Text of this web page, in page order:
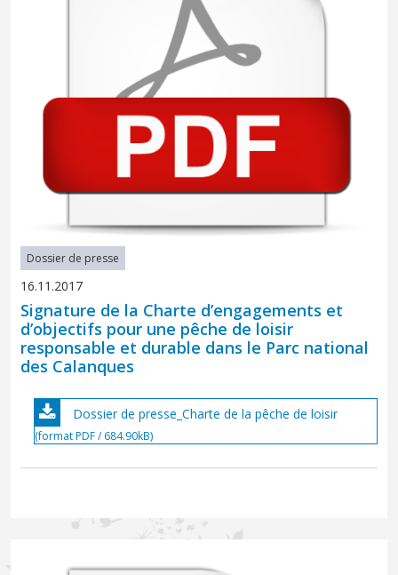
Dossier de presse
16.11.2017
Signature de la Charte d’engagements et
d’objectifs pour une pêche de loisir
responsable et durable dans le Parc national
des Calanques
Dossier de presse_Charte de la pêche de loisir
(format PDF / 684.90kB)